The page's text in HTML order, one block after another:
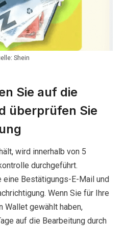
Shein
Sie auf die
überprüfen Sie
wird innerhalb von 5
durchgeführt.
eine Bestätigungs-E-Mail und
Wenn Sie für Ihre
Wallet gewählt haben,
auf die Bearbeitung durch